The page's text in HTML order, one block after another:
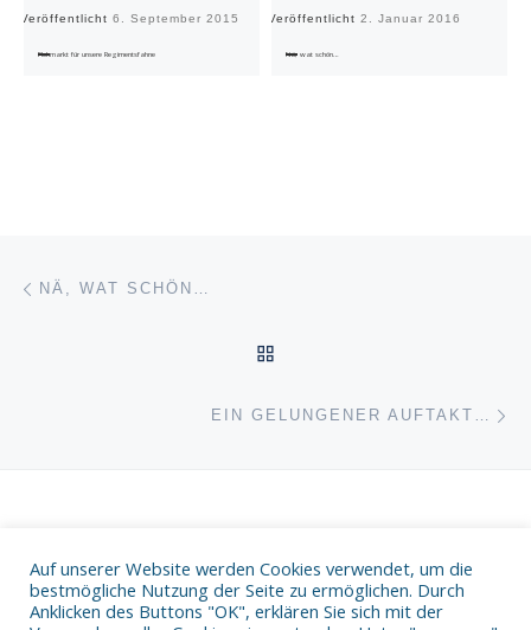
Veröffentlicht 6. September 2015
Flohmarkt für unsere Regimentsfahne
Veröffentlicht 2. Januar 2016
Nä, wat schön…
Beitragsnavigation
NÄ, WAT SCHÖN…
EIN GELUNGENER AUFTAKT…
Datenschutz
Impressum
Auf unserer Website werden Cookies verwendet, um die
bestmögliche Nutzung der Seite zu ermöglichen. Durch
Anklicken des Buttons "OK", erklären Sie sich mit der